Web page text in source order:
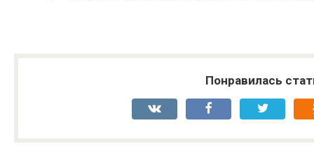
Понравилась